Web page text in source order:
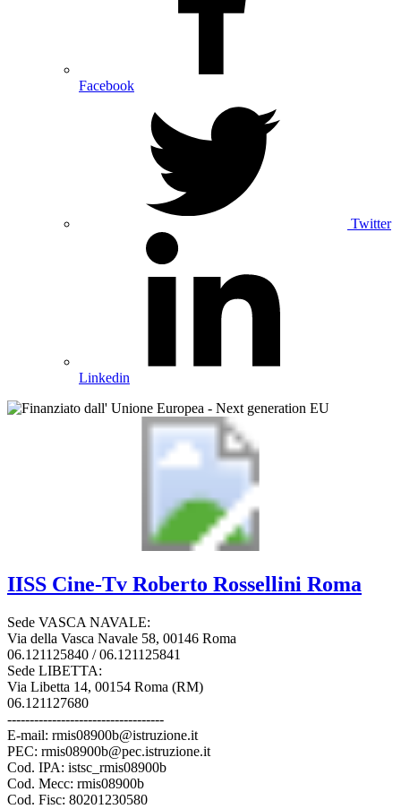
Facebook
Twitter
Linkedin
IISS Cine-Tv Roberto Rossellini Roma
Sede VASCA NAVALE:
Via della Vasca Navale 58, 00146 Roma
06.121125840 / 06.121125841
Sede LIBETTA:
Via Libetta 14, 00154 Roma (RM)
06.121127680
-----------------------------------
E-mail: rmis08900b@istruzione.it
PEC: rmis08900b@pec.istruzione.it
Cod. IPA: istsc_rmis08900b
Cod. Mecc: rmis08900b
Cod. Fisc: 80201230580